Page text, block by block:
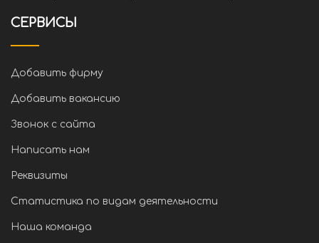
СЕРВИСЫ
Добавить фирму
Добавить вакансию
Звонок с сайта
Написать нам
Реквизиты
Статистика по видам деятельности
Наша команда